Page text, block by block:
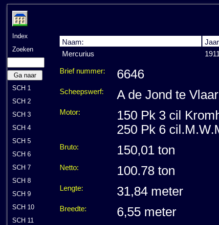
Index
Zoeken
Ga naar
SCH 1
SCH 2
SCH 3
SCH 4
SCH 5
SCH 6
SCH 7
SCH 8
SCH 9
SCH 10
SCH 11
Naam:
Mercurius
Brief nummer: 6646
Scheepswerf: A de Jond te
Motor:
150 Pk 3 cil
250 Pk 6
Bruto: 150,01 ton
Netto: 100.78 ton
Lengte: 31,84 meter
Breedte: 6,55 meter